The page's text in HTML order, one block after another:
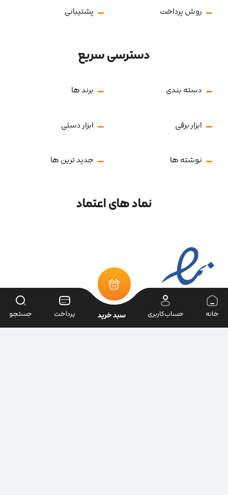
روش پرداخت پشتیبانی
دسترسی سریع
دسته بندی برند ها
ابزار برقی ابزار دستی
نوشته ها جدید ترین ها
نماد های اعتماد
خانه حساب‌کاربری سبد خرید پرداخت جستجو